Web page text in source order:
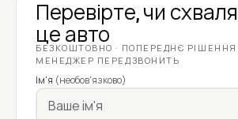
Перевірте, чи
це авто
БЕЗКОШТОВНО · ПОПЕРЕДНЄ РІШЕННЯ
МЕНЕДЖЕР ПЕРЕДЗВОНИТЬ
Ім'я (необов'язково)